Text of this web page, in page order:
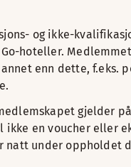
og ikke-
hoteller.
enn dette, f.eks.
gjelder
ikke en voucher eller
natt under oppholdet